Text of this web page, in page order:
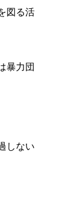
図る活
暴力団
しない